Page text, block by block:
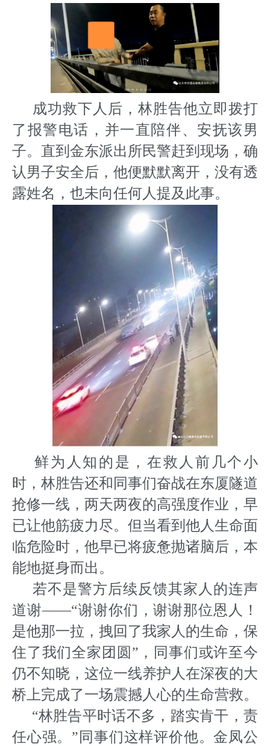
成功救下人后，林胜告他立即拨打
了报警电话，并一直陪伴、安抚该男
子。直到金东派出所民警赶到现场，确
认男子安全后，他便默默离开，没有透
露姓名，也未向任何人提及此事。
鲜为人知的是，在救人前几个小
时，林胜告还和同事们奋战在东厦隧道
抢修一线，两天两夜的高强度作业，早
已让他筋疲力尽。但当看到他人生命面
临危险时，他早已将疲惫抛诸脑后，本
能地挺身而出。
若不是警方后续反馈其家人的连声
道谢——“谢谢你们，谢谢那位恩人！
是他那一拉，拽回了我家人的生命，保
住了我们全家团圆”，同事们或许至今
仍不知晓，这位一线养护人在深夜的大
桥上完成了一场震撼人心的生命营救。
“林胜告平时话不多，踏实肯干，责
任心强。”同事们这样评价他。金凤公